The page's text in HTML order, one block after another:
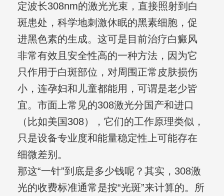
定波长308nm的激光光束，直接照射到白
斑患处，科学地刺激休眠的黑素细胞，促
进黑色素的生成。这可是目前治疗白癜风
非常有效且安全性高的一种方法，因为它
只作用于白斑部位，对周围正常皮肤损伤
小，连孕妇和儿童都能用，可谓是老少皆
宜。市面上常见的308激光分国产和进口
（比如美国308），它们的工作原理类似，
只是设备专业度和能量稳定性上可能存在
细微差别。
那这“一针”到底是多少钱呢？其实，308激
光的收费标准通常是按“光斑”来计算的。所